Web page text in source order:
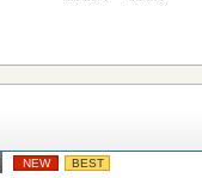
NEW BEST